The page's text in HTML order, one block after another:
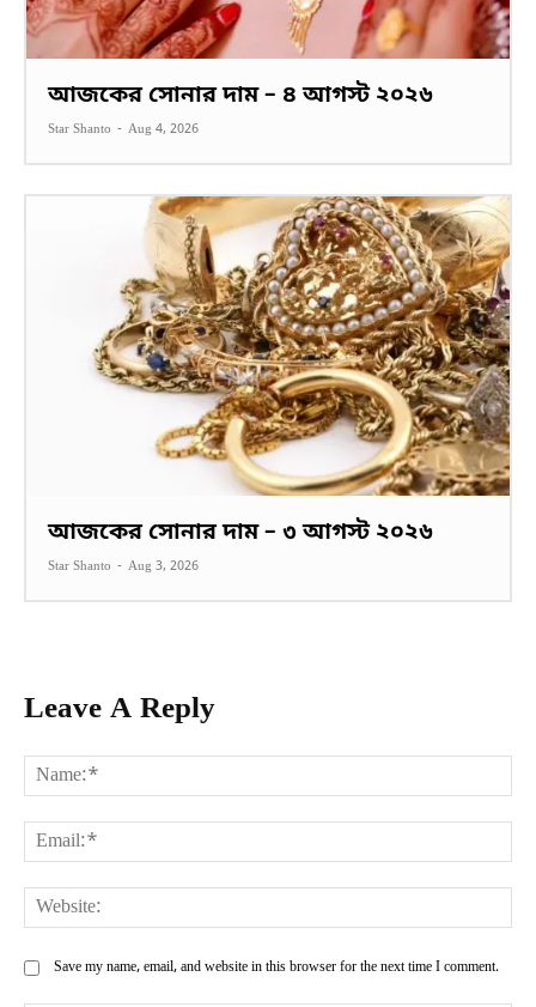
আজকের সোনার দাম – ৪ আগস্ট ২০২৬
Star Shanto - Aug 4, 2026
আজকের সোনার দাম – ৩ আগস্ট ২০২৬
Star Shanto - Aug 3, 2026
Leave A Reply
Save my name, email, and website in this browser for the next time I comment.